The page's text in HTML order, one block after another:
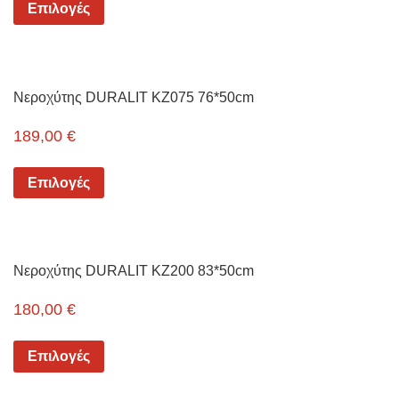
Επιλογές
Νεροχύτης DURALIT KZ075 76*50cm
189,00 €
Επιλογές
Νεροχύτης DURALIT KZ200 83*50cm
180,00 €
Επιλογές